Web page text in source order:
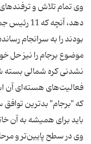
وی تمام تلاش و ترفندهای
دهد، آنچه
بودند را به سرانجام
موضوع برجام را نیز حل
نشدنی کره شمالی بسته
فعالیت‌های هسته‌ای آن
که "برجام" بدترین
باید برای همیشه به آن
وی در سطح پایین‌تر و